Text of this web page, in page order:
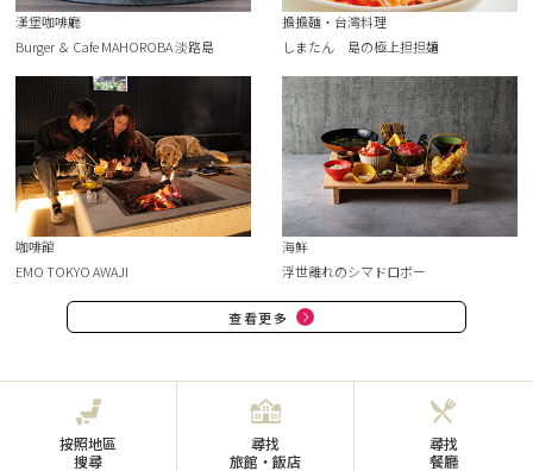
漢堡咖啡廳
Burger ＆ Cafe MAHOROBA 淡路島
擔擔麵・台灣料理
しまたん 島の極上担担麺
咖啡館
EMO TOKYO AWAJI
海鮮
浮世離れのシマドロボー
查看更多
按照地區
搜尋
尋找
旅館・飯店
尋找
餐廳